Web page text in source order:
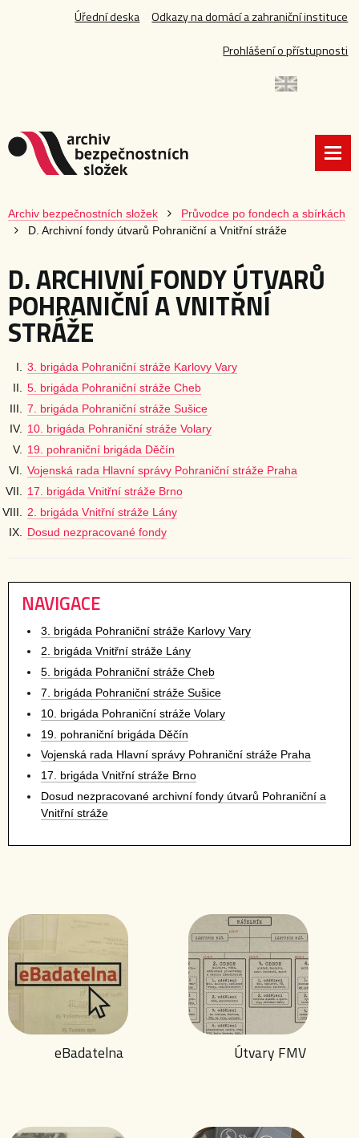
Úřední deska
Odkazy na domácí a zahraniční instituce
Prohlášení o přístupnosti
Archiv bezpečnostních složek
Průvodce po fondech a sbírkách
D. Archivní fondy útvarů Pohraniční a Vnitřní stráže
D. ARCHIVNÍ FONDY ÚTVARŮ
POHRANIČNÍ A VNITŘNÍ
STRÁŽE
3. brigáda Pohraniční stráže Karlovy Vary
5. brigáda Pohraniční stráže Cheb
7. brigáda Pohraniční stráže Sušice
10. brigáda Pohraniční stráže Volary
19. pohraniční brigáda Děčín
Vojenská rada Hlavní správy Pohraniční stráže Praha
17. brigáda Vnitřní stráže Brno
2. brigáda Vnitřní stráže Lány
Dosud nezpracované fondy
NAVIGACE
3. brigáda Pohraniční stráže Karlovy Vary
2. brigáda Vnitřní stráže Lány
5. brigáda Pohraniční stráže Cheb
7. brigáda Pohraniční stráže Sušice
10. brigáda Pohraniční stráže Volary
19. pohraniční brigáda Děčín
Vojenská rada Hlavní správy Pohraniční stráže Praha
17. brigáda Vnitřní stráže Brno
Dosud nezpracované archivní fondy útvarů Pohraniční a
Vnitřní stráže
eBadatelna Útvary FMV